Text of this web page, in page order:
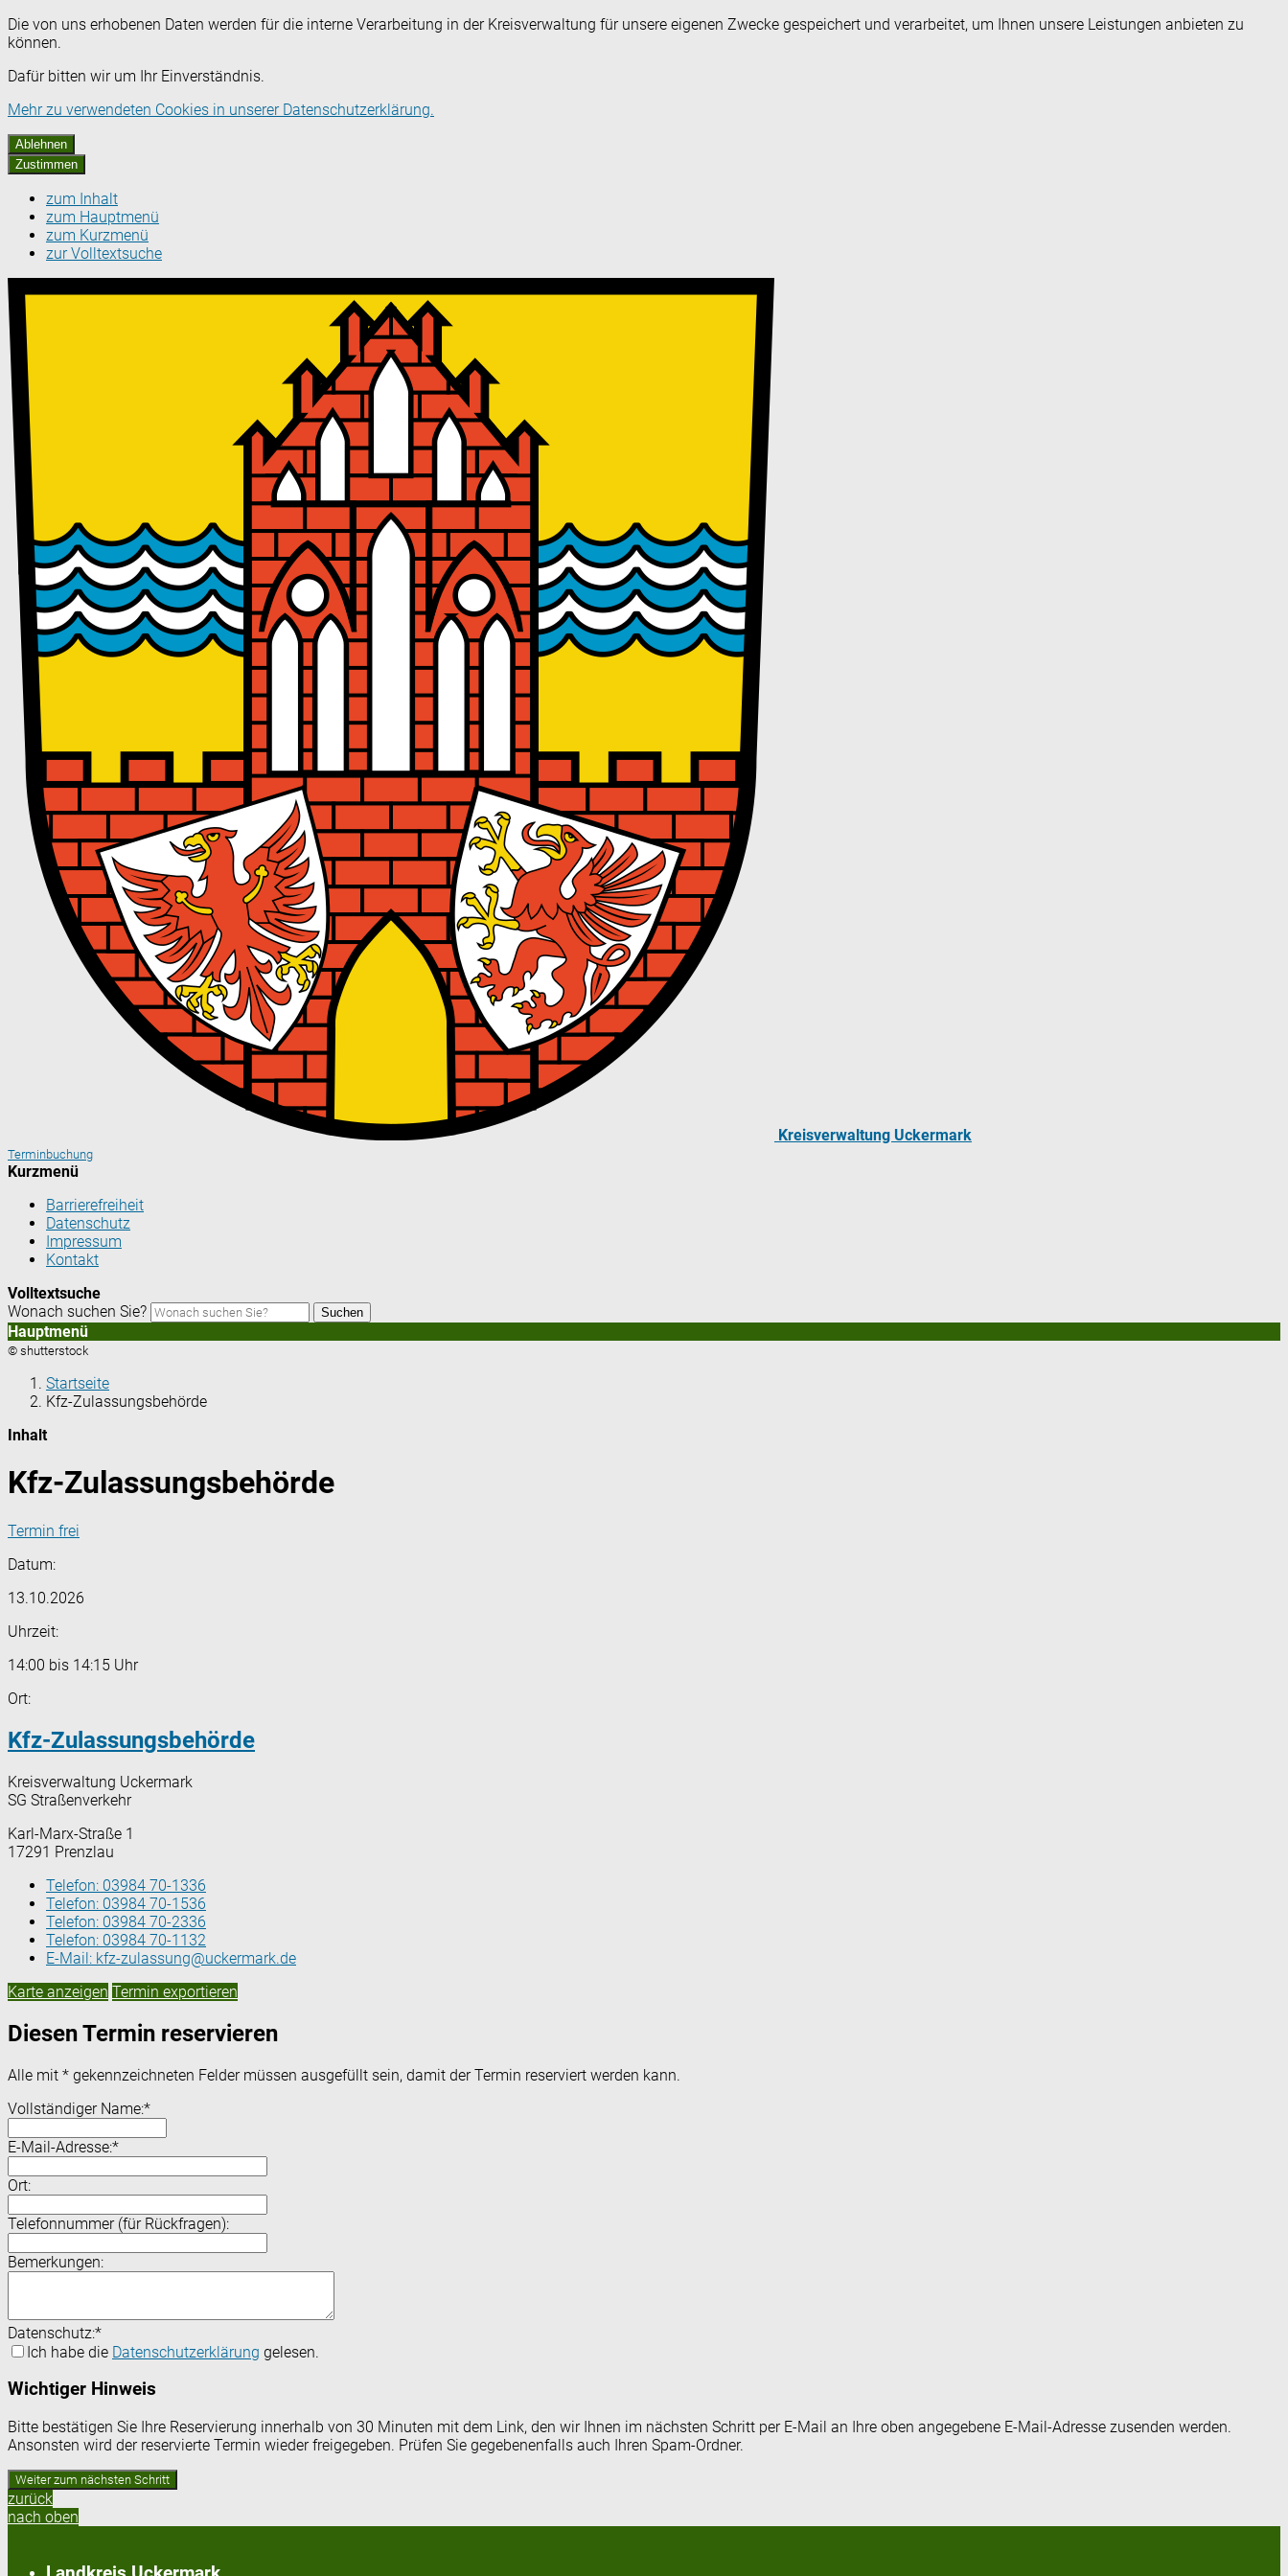
Die von uns erhobenen Daten werden für die interne Verarbeitung in der Kreisverwaltung für unsere eigenen Zwecke gespeichert und verarbeitet, um Ihnen unsere Leistungen anbieten zu
können.
Dafür bitten wir um Ihr Einverständnis.
Mehr zu verwendeten Cookies in unserer Datenschutzerklärung.
Ablehnen
Zustimmen
zum Inhalt
zum Hauptmenü
zum Kurzmenü
zur Volltextsuche
Kreisverwaltung Uckermark
Terminbuchung
Kurzmenü
Barrierefreiheit
Datenschutz
Impressum
Kontakt
Volltextsuche
Wonach suchen Sie?
Suchen
Hauptmenü
© shutterstock
Startseite
Kfz-Zulassungsbehörde
Inhalt
Kfz-Zulassungsbehörde
Termin frei
Datum:
13.10.2026
Uhrzeit:
14:00 bis 14:15 Uhr
Ort:
Kfz-Zulassungsbehörde
Kreisverwaltung Uckermark
SG Straßenverkehr
Karl-Marx-Straße 1
17291 Prenzlau
Telefon: 03984 70-1336
Telefon: 03984 70-1536
Telefon: 03984 70-2336
Telefon: 03984 70-1132
E-Mail: kfz-zulassung@uckermark.de
Karte anzeigen Termin exportieren
Diesen Termin reservieren
Alle mit * gekennzeichneten Felder müssen ausgefüllt sein, damit der Termin reserviert werden kann.
Vollständiger Name:*
E-Mail-Adresse:*
Ort:
Telefonnummer (für Rückfragen):
Bemerkungen:
Datenschutz:*
Ich habe die Datenschutzerklärung gelesen.
Wichtiger Hinweis
Bitte bestätigen Sie Ihre Reservierung innerhalb von 30 Minuten mit dem Link, den wir Ihnen im nächsten Schritt per E-Mail an Ihre oben angegebene E-Mail-Adresse zusenden werden.
Ansonsten wird der reservierte Termin wieder freigegeben. Prüfen Sie gegebenenfalls auch Ihren Spam-Ordner.
zurück
nach oben